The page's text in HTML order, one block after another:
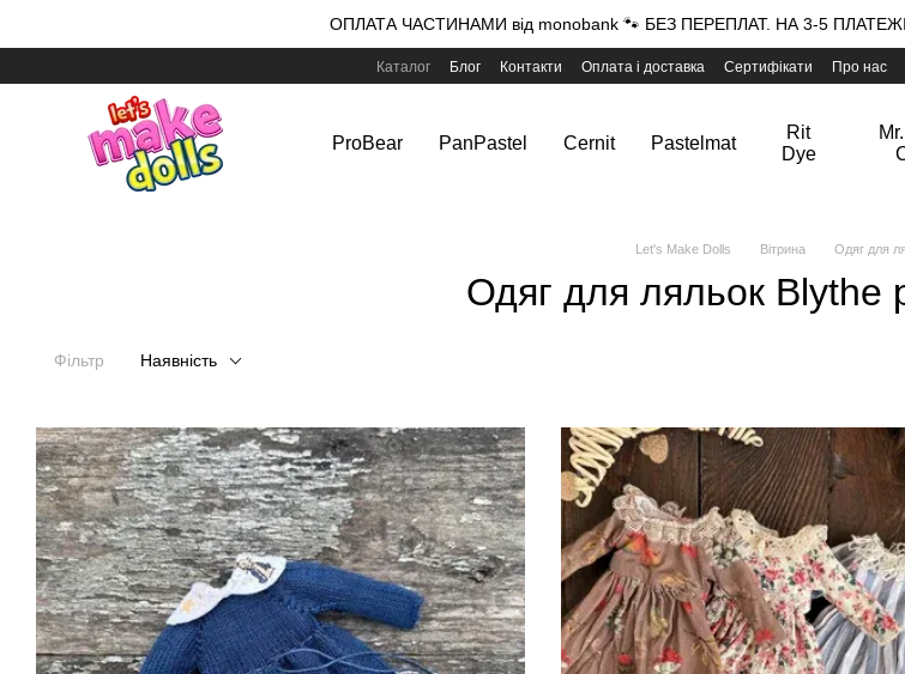
ОПЛАТА ЧАСТИНАМИ від monobank 🐾 БЕЗ ПЕРЕПЛАТ. НА 3-5
Каталог Блог Контакти Оплата і доставка Сертифікати Про нас
ProBear PanPastel Cernit Pastelmat
Rit
Dye
Let's Make Dolls Вітрина Одяг для
Одяг для ляльок Blythe
Фільтр Наявність